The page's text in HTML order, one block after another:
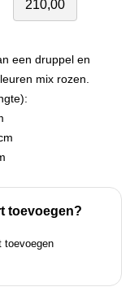
210,00
een druppel en
mix rozen.
toevoegen?
toevoegen